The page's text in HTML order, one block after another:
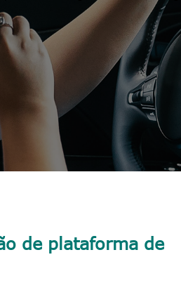
de plataforma de